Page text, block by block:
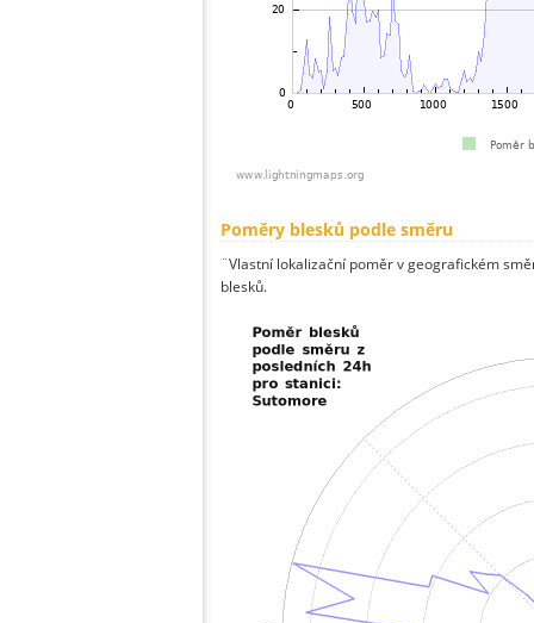
Poměry blesků podle směru
¨Vlastní lokalizační poměr v geografickém
blesků.